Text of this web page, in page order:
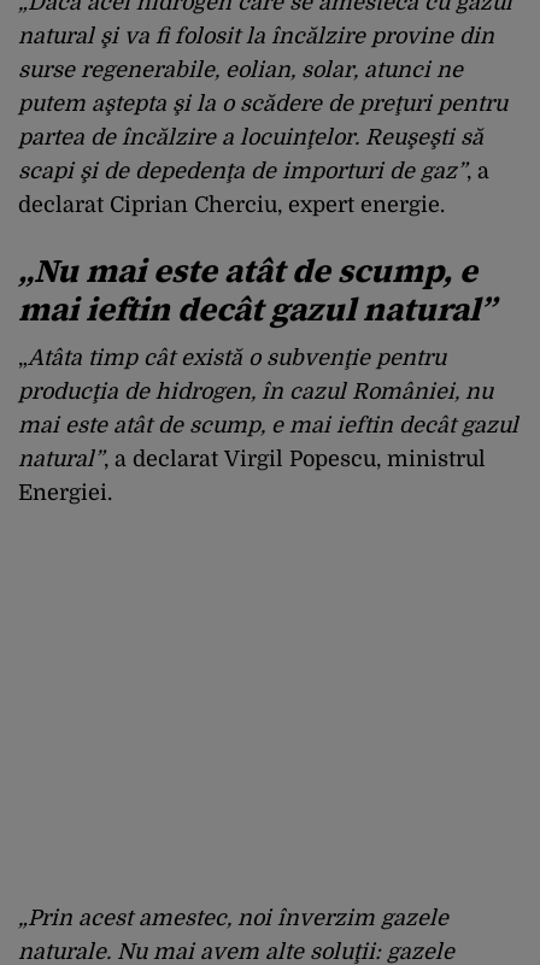
natural şi va fi folosit la încălzire provine din
surse regenerabile, eolian, solar, atunci ne
putem aştepta şi la o scădere de preţuri pentru
partea de încălzire a locuinţelor. Reuşeşti să
scapi şi de depedenţa de importuri de gaz”, a
declarat Ciprian Cherciu, expert energie.
„Nu mai este atât de scump, e
mai ieftin decât gazul natural”
„Atâta timp cât există o subvenţie pentru
producţia de hidrogen, în cazul României, nu
mai este atât de scump, e mai ieftin decât gazul
natural”, a declarat Virgil Popescu, ministrul
Energiei.
„Prin acest amestec, noi înverzim gazele
naturale. Nu mai avem alte soluţii: gazele